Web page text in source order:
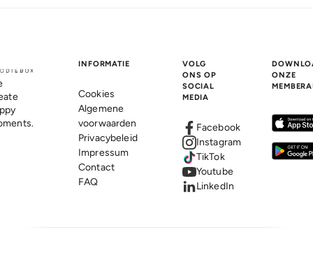
INFORMATIE
Cookies
Algemene
voorwaarden
Privacybeleid
Impressum
Contact
FAQ
VOLG
ONS OP
SOCIAL
MEDIA
Facebook
Instagram
TikTok
Youtube
LinkedIn
ONZE